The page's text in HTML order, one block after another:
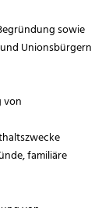
sowie
Unionsbürgern
von
familiäre